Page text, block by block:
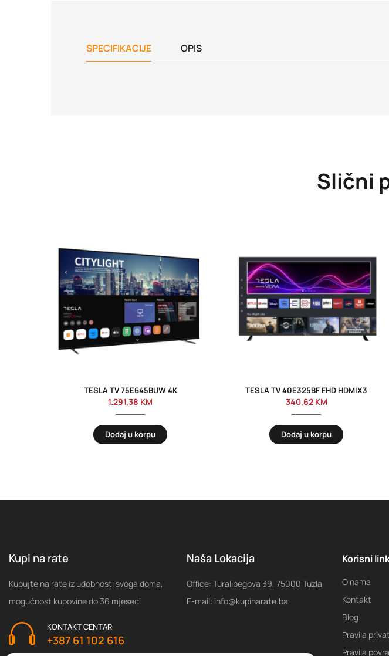
SPECIFIKACIJE OPIS
Slični
TESLA TV 75E645BUW 4K
1.291,38 KM
Dodaj u korpu
TESLA TV 40E325BF FHD HDMIX3
340,62 KM
Dodaj u korpu
Kupi na rate
Kupujte na rate iz udobnosti svoga doma,
mogućnost kupovine do 36 mjeseci
KONTAKT CENTAR
+387 61 102 616
Naša Lokacija
Office: Turalibegova 39, 75000 Tuzla
E-mail: info@kupinarate.ba
Korisni
O nama
Kontakt
Blog
Pravila
Pravila